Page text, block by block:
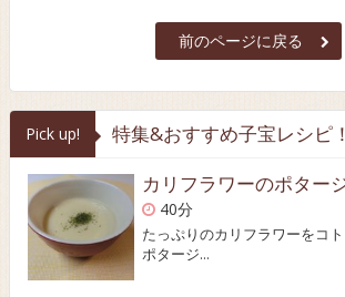
前のページに戻る
Pick up!
特集&おすすめ子宝レシピ！
カリフラワーのポター
40分
たっぷりのカリフラワーをコ
ポタージ...